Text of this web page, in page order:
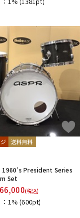
送料無料
1960's President Series
Set
66,000(税込)
：1%(600pt)